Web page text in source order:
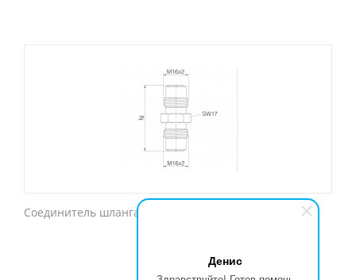
Денис
Соединитель шланга